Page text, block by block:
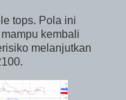
tops. Pola ini
kembali
melanjutkan